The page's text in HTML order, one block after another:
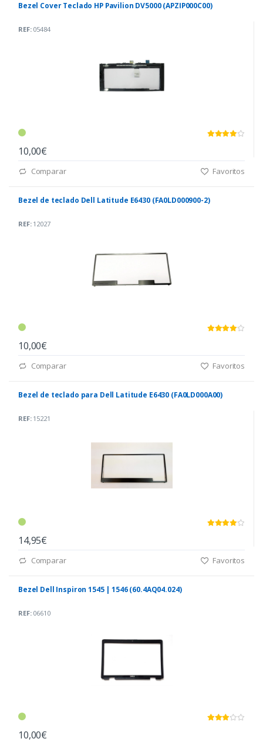
Bezel Cover Teclado HP Pavilion DV5000 (APZIP000C00)
REF:05484
10,00€
Comparar Favoritos
Bezel de teclado Dell Latitude E6430 (FA0LD000900-2)
REF:12027
10,00€
Comparar Favoritos
Bezel de teclado para Dell Latitude E6430 (FA0LD000A00)
REF:15221
14,95€
Comparar Favoritos
Bezel Dell Inspiron 1545 | 1546 (60.4AQ04.024)
REF:06610
10,00€